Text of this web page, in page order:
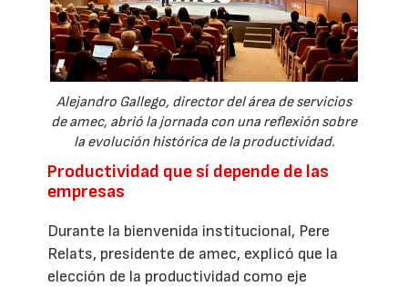
Alejandro Gallego, director del área de servicios
de amec, abrió la jornada con una reflexión sobre
la evolución histórica de la productividad.
Productividad que sí depende de las
empresas
Durante la bienvenida institucional, Pere
Relats, presidente de amec, explicó que la
elección de la productividad como eje